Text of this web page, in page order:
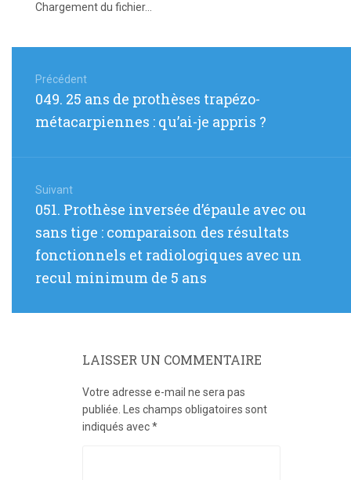
Chargement du fichier...
de
l’article
Précédent
Article
:
049. 25 ans de prothèses trapézo-
métacarpiennes : qu’ai-je appris ?
Suivant
Article
:
051. Prothèse inversée d’épaule avec ou
sans tige : comparaison des résultats
fonctionnels et radiologiques avec un
recul minimum de 5 ans
LAISSER UN COMMENTAIRE
Votre adresse e-mail ne sera pas
publiée.
Les champs obligatoires sont
indiqués avec*